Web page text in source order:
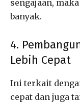
sengajaan,
banyak.
4.
Lebih Cepat
Ini terkait
cepat dan juga